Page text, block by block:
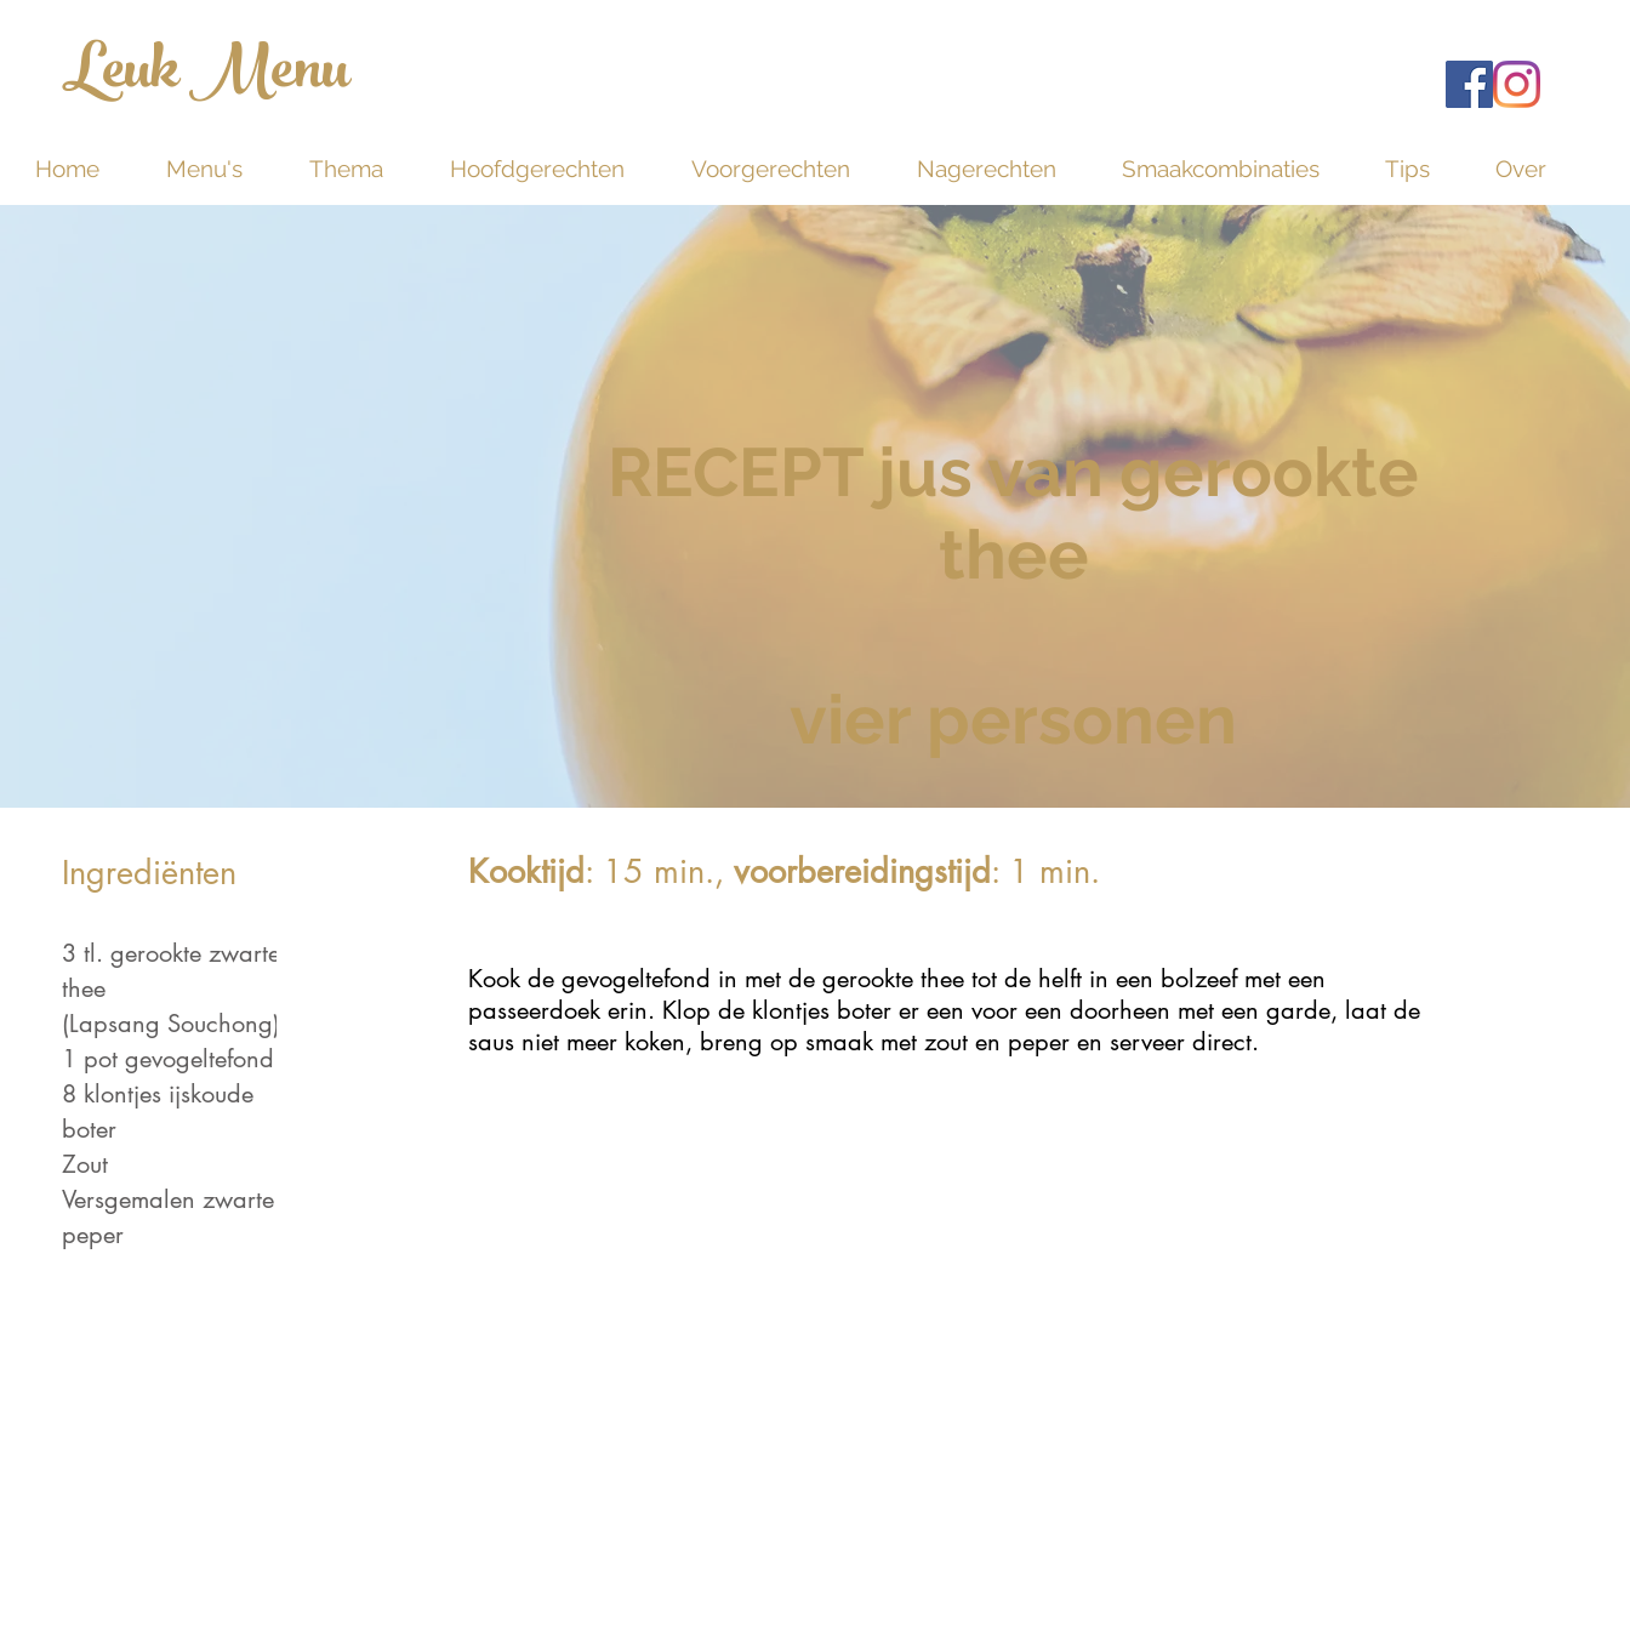
Leuk Menu
Home Menu's Thema Hoofdgerechten Voorgerechten Nagerechten Smaakcombinaties Tips Over
RECEPT jus van gerookte
thee
vier personen
is a clean and
favored by
It's easy on the
a great go to font
paragraphs &
Ingrediënten
3 tl. gerookte zwarte
thee
(Lapsang Souchong)
1 pot gevogeltefond
8 klontjes ijskoude
boter
Zout
Versgemalen zwarte
peper
Kooktijd: 15 min., voorbereidingstijd: 1 min.
Kook de gevogeltefond in met de gerookte thee tot de helft in een bolzeef met een
passeerdoek erin. Klop de klontjes boter er een voor een doorheen met een garde, laat de
saus niet meer koken, breng op smaak met zout en peper en serveer direct.